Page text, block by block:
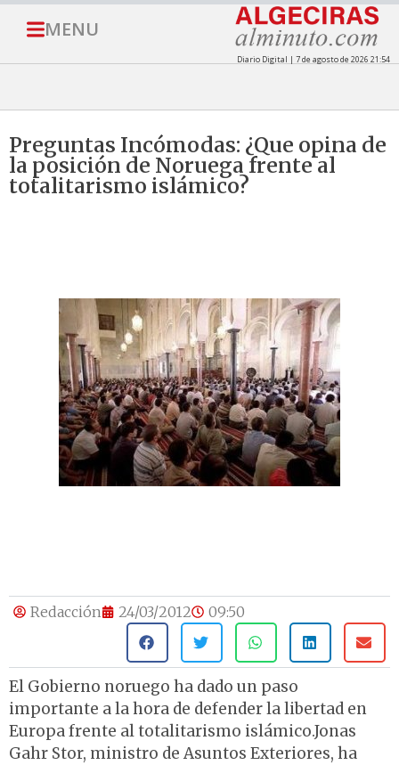
MENU
Diario Digital | 7 de agosto de 2026 21:54
Preguntas Incómodas: ¿Que opina de
la posición de Noruega frente al
totalitarismo islámico?
Redacción 24/03/2012 09:50
El Gobierno noruego ha dado un paso
importante a la hora de defender la libertad en
Europa frente al totalitarismo islámico.Jonas
Gahr Stor, ministro de Asuntos Exteriores, ha